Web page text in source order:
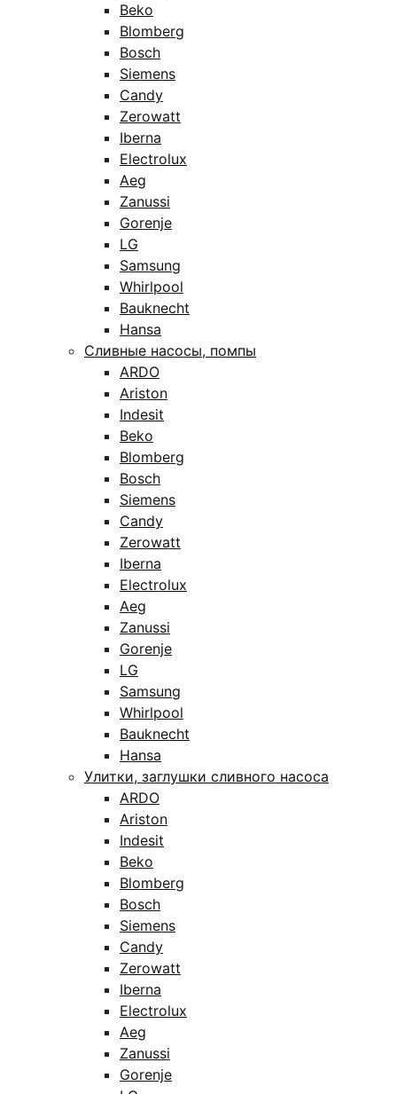
Beko
Blomberg
Bosch
Siemens
Candy
Zerowatt
Iberna
Electrolux
Aeg
Zanussi
Gorenje
LG
Samsung
Whirlpool
Bauknecht
Hansa
Сливные насосы, помпы
ARDO
Ariston
Indesit
Beko
Blomberg
Bosch
Siemens
Candy
Zerowatt
Iberna
Electrolux
Aeg
Zanussi
Gorenje
LG
Samsung
Whirlpool
Bauknecht
Hansa
Улитки, заглушки сливного насоса
ARDO
Ariston
Indesit
Beko
Blomberg
Bosch
Siemens
Candy
Zerowatt
Iberna
Electrolux
Aeg
Zanussi
Gorenje